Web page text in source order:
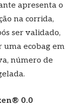
apresenta o
na corrida,
ser validado,
uma ecobag em
número de
0.0